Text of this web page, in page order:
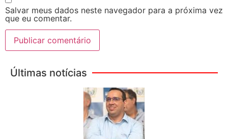
Salvar meus dados neste navegador para a próxima vez
que eu comentar.
Últimas notícias